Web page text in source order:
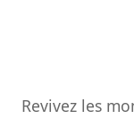
Revivez les